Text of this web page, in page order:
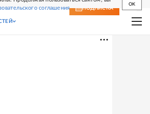
соглашения
OK
ПОДПИСКА